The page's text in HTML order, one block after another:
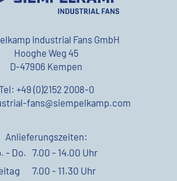
Industrial Fans GmbH
Hooghe Weg 45
D-47906 Kempen
+49 (0)2152 2008-0
fans@siempelkamp.com
Anlieferungszeiten:
- Do. 7.00 - 14.00 Uhr
7.00 - 11.30 Uhr